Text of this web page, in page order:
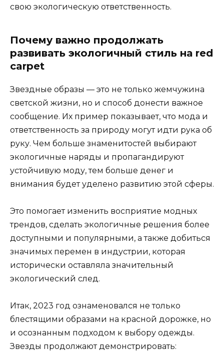
свою экологическую ответственность.
Почему важно продолжать
развивать экологичный стиль на red
carpet
Звездные образы — это не только жемчужина
светской жизни, но и способ донести важное
сообщение. Их пример показывает, что мода и
ответственность за природу могут идти рука об
руку. Чем больше знаменитостей выбирают
экологичные наряды и пропагандируют
устойчивую моду, тем больше денег и
внимания будет уделено развитию этой сферы.
Это помогает изменить восприятие модных
трендов, сделать экологичные решения более
доступными и популярными, а также добиться
значимых перемен в индустрии, которая
исторически оставляла значительный
экологический след.
Итак, 2023 год ознаменовался не только
блестящими образами на красной дорожке, но
и осознанным подходом к выбору одежды.
Звезды продолжают демонстрировать: